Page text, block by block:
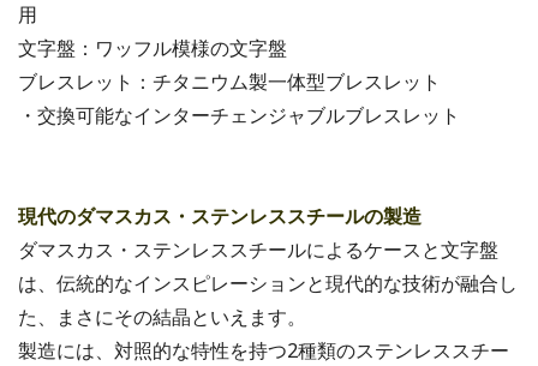
用
文字盤：ワッフル模様の文字盤
ブレスレット：チタニウム製一体型ブレスレット
・交換可能なインターチェンジャブルブレスレット
現代のダマスカス・ステンレススチールの製造
ダマスカス・ステンレススチールによるケースと文字盤
は、伝統的なインスピレーションと現代的な技術が融合し
た、まさにその結晶といえます。
製造には、対照的な特性を持つ2種類のステンレススチー